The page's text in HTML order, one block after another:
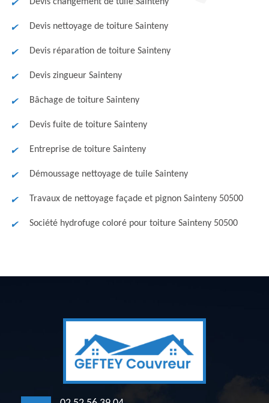
Devis nettoyage de toiture Sainteny
Devis réparation de toiture Sainteny
Devis zingueur Sainteny
Bâchage de toiture Sainteny
Devis fuite de toiture Sainteny
Entreprise de toiture Sainteny
Démoussage nettoyage de tuile Sainteny
Travaux de nettoyage façade et pignon Sainteny 50500
Société hydrofuge coloré pour toiture Sainteny 50500